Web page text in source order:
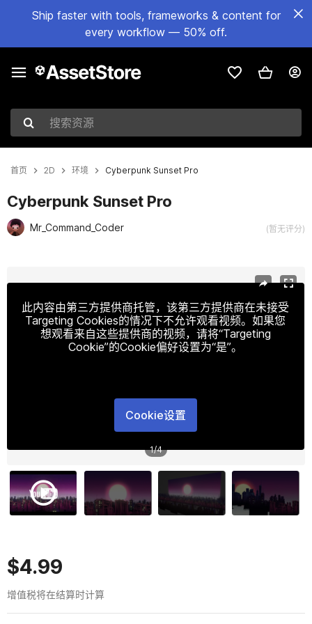
Ship faster with tools, frameworks & content for
every workflow — 50% off.
搜索资源
首页 2D 环境 Cyberpunk Sunset Pro
Cyberpunk Sunset Pro
Mr_Command_Coder (暂无评分)
此内容由第三方提供商托管，该第三方提供商在未接受
Targeting Cookies的情况下不允许观看视频。如果您
想观看来自这些提供商的视频，请将“Targeting
Cookie”的Cookie偏好设置为“是”。
Cookie设置
1/4
$4.99
增值税将在结算时计算